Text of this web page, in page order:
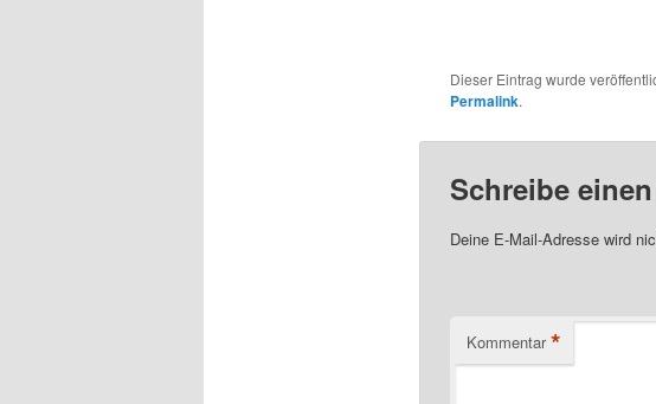
Dieser Eintrag wurde
Permalink.
Schreibe
Deine E-Mail-Adresse wird
Kommentar *